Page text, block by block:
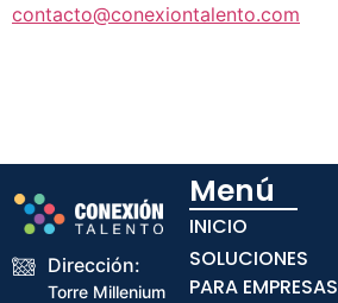
contacto@conexiontalento.com
Dirección:
Torre Millenium
Menú
INICIO
SOLUCIONES
PARA EMPRESAS